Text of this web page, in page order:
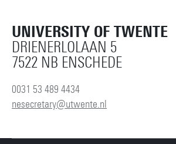
UNIVERSITY OF TWENTE
DRIENERLOLAAN 5
7522 NB ENSCHEDE
0031 53 489 4434
nesecretary@utwente.nl